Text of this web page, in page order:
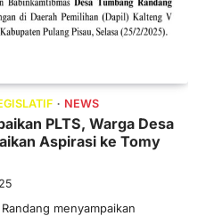
NEWS
PLTS, Warga Desa
Aspirasi ke Tomy
menyampaikan